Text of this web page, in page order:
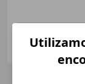
FLEXICAR GRUPO
ES-08097